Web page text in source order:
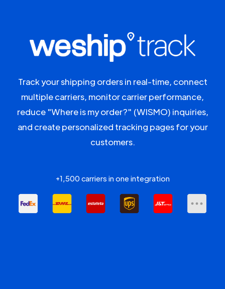
Track your shipping orders in real-time, connect
multiple carriers, monitor carrier performance,
reduce "Where is my order?" (WISMO) inquiries,
and create personalized tracking pages for your
customers.
+1,500 carriers in one integration